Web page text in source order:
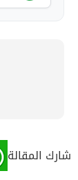
شارك المقالة